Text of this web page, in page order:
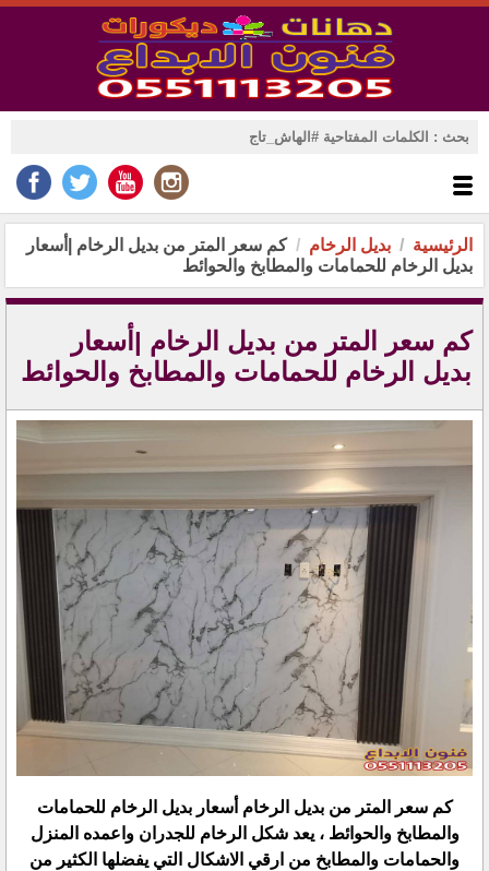
الرئيسية بديل الرخام
كم سعر المتر من بديل الرخام |أسعار
بديل الرخام للحمامات والمطابخ والحوائط
كم سعر المتر من بديل الرخام |أسعار
بديل الرخام للحمامات والمطابخ والحوائط
كم سعر المتر من بديل الرخام أسعار بديل الرخام للحمامات
والمطابخ والحوائط ، يعد شكل الرخام للجدران واعمده المنزل
والحمامات والمطابخ من ارقي الاشكال التي يفضلها الكثير من